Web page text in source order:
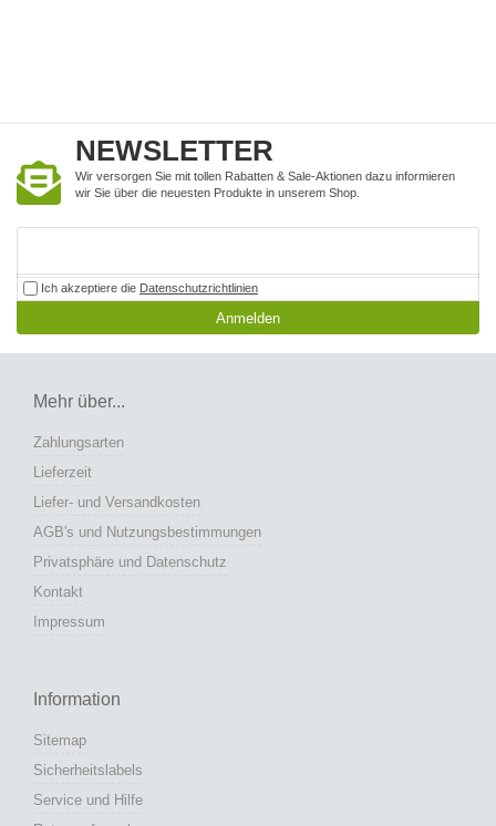
NEWSLETTER
Wir versorgen Sie mit tollen Rabatten & Sale-Aktionen dazu informieren
wir Sie über die neuesten Produkte in unserem Shop.
Ich akzeptiere die Datenschutzrichtlinien
Anmelden
Mehr über...
Zahlungsarten
Lieferzeit
Liefer- und Versandkosten
AGB's und Nutzungsbestimmungen
Privatsphäre und Datenschutz
Kontakt
Impressum
Information
Sitemap
Sicherheitslabels
Service und Hilfe